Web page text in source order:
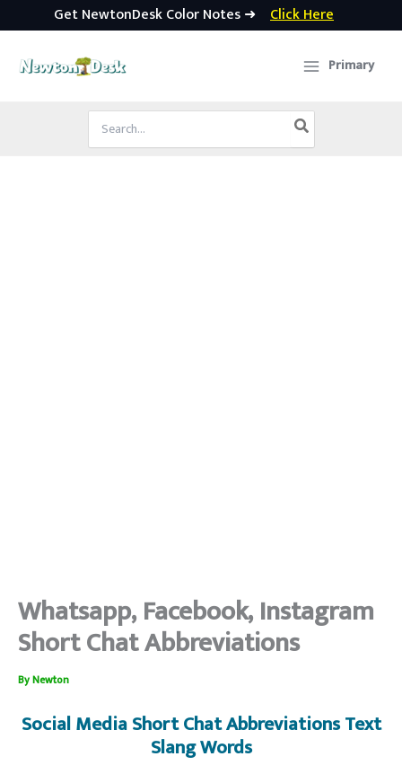
Get NewtonDesk Color Notes ➜ Click Here
Primary
Search
for:
Whatsapp, Facebook, Instagram
Short Chat Abbreviations
ByNewton
Social Media Short Chat Abbreviations Text
Slang Words